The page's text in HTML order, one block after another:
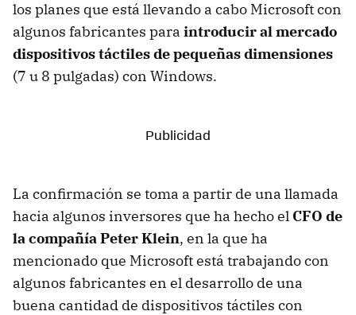
los planes que está llevando a cabo Microsoft con
algunos fabricantes para introducir al mercado
dispositivos táctiles de pequeñas dimensiones
(7 u 8 pulgadas) con Windows.
La confirmación se toma a partir de una llamada
hacia algunos inversores que ha hecho el CFO de
la compañía Peter Klein, en la que ha
mencionado que Microsoft está trabajando con
algunos fabricantes en el desarrollo de una
buena cantidad de dispositivos táctiles con